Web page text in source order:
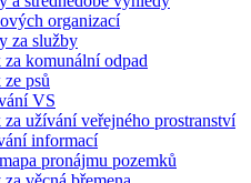
organizací
za služby
za komunální odpad
ze psů
VS
za užívání veřejného prostranství
informací
pronájmu pozemků